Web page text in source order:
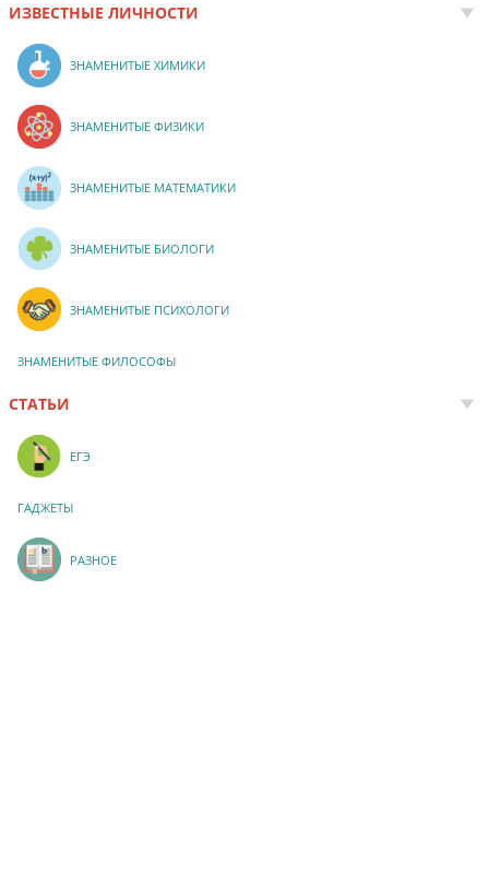
ИЗВЕСТНЫЕ ЛИЧНОСТИ
ЗНАМЕНИТЫЕ ХИМИКИ
ЗНАМЕНИТЫЕ ФИЗИКИ
ЗНАМЕНИТЫЕ МАТЕМАТИКИ
ЗНАМЕНИТЫЕ БИОЛОГИ
ЗНАМЕНИТЫЕ ПСИХОЛОГИ
ЗНАМЕНИТЫЕ ФИЛОСОФЫ
СТАТЬИ
ЕГЭ
ГАДЖЕТЫ
РАЗНОЕ